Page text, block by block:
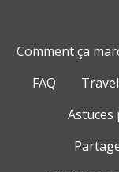
Comment ça
FAQ
Astuces